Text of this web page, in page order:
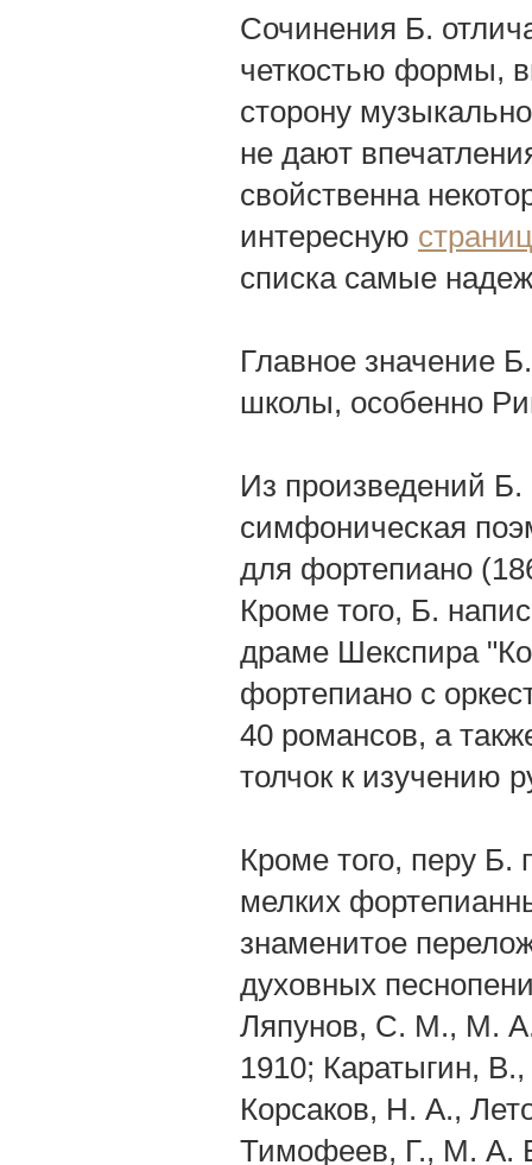
Сочинения Б.
четкостью формы,
сторону
не дают
свойственна
интересную
списка самые
Главное значение
школы, особенно
Из произведений
симфоническая
для фортепиано
Кроме того, Б.
драме Шекспира
фортепиано с
40 романсов, а
толчок к изучению
Кроме того, перу Б.
мелких
знаменитое
духовных
Ляпунов, С. M., M.
1910; Каратыгин,
Коpсаков, Н. А.,
Тимофеев, Г., М. А.